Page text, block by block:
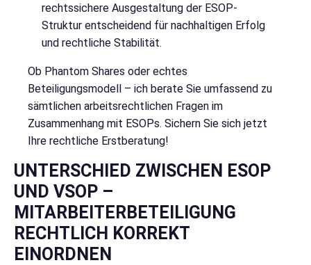
rechtssichere Ausgestaltung der ESOP-
Struktur entscheidend für nachhaltigen Erfolg
und rechtliche Stabilität.
Ob Phantom Shares oder echtes
Beteiligungsmodell – ich berate Sie umfassend zu
sämtlichen arbeitsrechtlichen Fragen im
Zusammenhang mit ESOPs. Sichern Sie sich jetzt
Ihre rechtliche Erstberatung!
UNTERSCHIED ZWISCHEN ESOP
UND VSOP –
MITARBEITERBETEILIGUNG
RECHTLICH KORREKT
EINORDNEN